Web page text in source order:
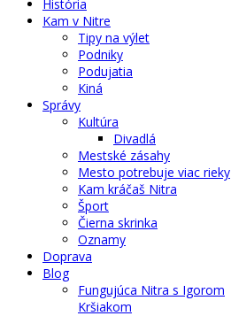
História
Kam v Nitre
Tipy na výlet
Podniky
Podujatia
Kiná
Správy
Kultúra
Divadlá
Mestské zásahy
Mesto potrebuje viac rieky
Kam kráčaš Nitra
Šport
Čierna skrinka
Oznamy
Doprava
Blog
Fungujúca Nitra s Igorom
Kršiakom